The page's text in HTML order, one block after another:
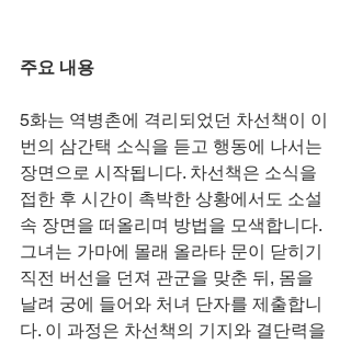
주요 내용
5화는 역병촌에 격리되었던 차선책이 이
번의 삼간택 소식을 듣고 행동에 나서는
장면으로 시작됩니다. 차선책은 소식을
접한 후 시간이 촉박한 상황에서도 소설
속 장면을 떠올리며 방법을 모색합니다.
그녀는 가마에 몰래 올라타 문이 닫히기
직전 버선을 던져 관군을 맞춘 뒤, 몸을
날려 궁에 들어와 처녀 단자를 제출합니
다. 이 과정은 차선책의 기지와 결단력을